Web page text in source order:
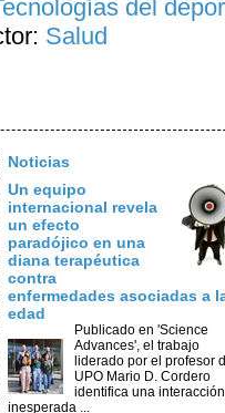
del
Salud
Noticias
Un equipo
internacional revela
un efecto
paradójico en una
diana terapéutica
contra
enfermedades asociadas a
edad
Publicado en 'Science
Advances', el trabajo
liderado por el profesor
UPO Mario D. Cordero
identifica una interacción
inesperada ...